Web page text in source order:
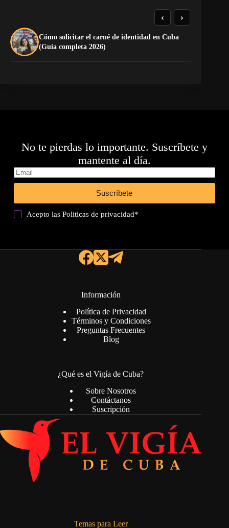
Cómo solicitar el carné de identidad en Cuba
(Guía completa 2026)
‹ ›
No te pierdas lo importante. Suscríbete y
mantente al día.
Suscríbete
Acepto lasPoliticas de privacidad*
Información
Política de Privacidad
Términos y Condiciones
Preguntas Frecuentes
Blog
¿Qué es el Vigía de Cuba?
Sobre Nosotros
Contáctanos
Suscripción
Temas para Leer